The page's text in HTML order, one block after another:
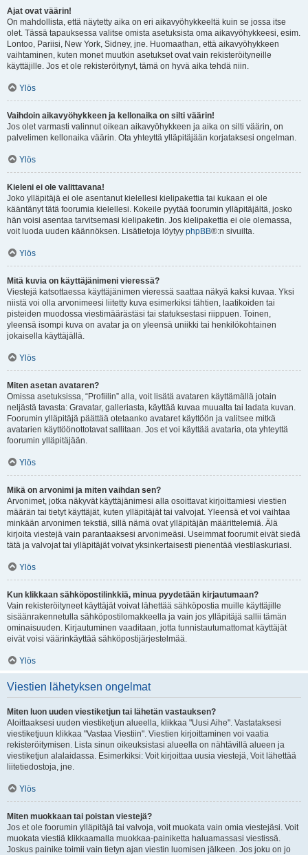
Ajat ovat väärin!
On mahdollista, että näytetty aika on eri aikavyöhykkeeltä kuin se jossa itse
olet. Tässä tapauksessa valitse omista asetuksista oma aikavyöhykkeesi, esim.
Lontoo, Pariisi, New York, Sidney, jne. Huomaathan, että aikavyöhykkeen
vaihtaminen, kuten monet muutkin asetukset ovat vain rekisteröityneille
käyttäjille. Jos et ole rekisteröitynyt, tämä on hyvä aika tehdä niin.
Ylös
Vaihdoin aikavyöhykkeen ja kellonaika on silti väärin!
Jos olet varmasti valinnut oikean aikavyöhykkeen ja aika on silti väärin, on
palvelimen kellonaika väärin. Ota yhteyttä ylläpitäjään korjataksesi ongelman.
Ylös
Kieleni ei ole valittavana!
Joko ylläpitäjä ei ole asentanut kielellesi kielipakettia tai kukaan ei ole
kääntänyt tätä foorumia kielellesi. Kokeile pyytää foorumin ylläpitäjältä, josko
hän voisi asentaa tarvitsemasi kielipaketin. Jos kielipakettia ei ole olemassa,
voit luoda uuden käännöksen. Lisätietoja löytyy phpBB®:n sivuilta.
Ylös
Mitä kuvia on käyttäjänimeni vieressä?
Viestejä katsottaessa käyttäjänimen vieressä saattaa näkyä kaksi kuvaa. Yksi
niistä voi olla arvonimeesi liitetty kuva esimerkiksi tähtien, laatikoiden tai
pisteiden muodossa viestimäärästäsi tai statuksestasi riippuen. Toinen,
yleensä isompi kuva on avatar ja on yleensä uniikki tai henkilökohtainen
jokaisella käyttäjällä.
Ylös
Miten asetan avataren?
Omissa asetuksissa, “Profiilin” alla, voit lisätä avataren käyttämällä jotain
neljästä tavasta: Gravatar, galleriasta, käyttää kuvaa muualta tai ladata kuvan.
Foorumin ylläpitäjä päättää otetaanko avataret käyttöön ja valitsee mitkä
avatarien käyttöönottotavat sallitaan. Jos et voi käyttää avataria, ota yhteyttä
foorumin ylläpitäjään.
Ylös
Mikä on arvonimi ja miten vaihdan sen?
Arvonimet, jotka näkyvät käyttäjänimesi alla osoittavat kirjoittamiesi viestien
määrän tai tietyt käyttäjät, kuten ylläpitäjät tai valvojat. Yleensä et voi vaihtaa
minkään arvonimen tekstiä, sillä nämä ovat ylläpitäjän määrittelemiä. Älä
kirjoita viestejä vain parantaaksesi arvonimeäsi. Useimmat foorumit eivät siedä
tätä ja valvojat tai ylläpitäjät voivat yksinkertaisesti pienentää viestilaskuriasi.
Ylös
Kun klikkaan sähköpostilinkkiä, minua pyydetään kirjautumaan?
Vain rekisteröityneet käyttäjät voivat lähettää sähköpostia muille käyttäjille
sisäänrakennetulla sähköpostilomakkeella ja vain jos ylläpitäjä sallii tämän
ominaisuuden. Kirjautuminen vaaditaan, jotta tunnistautumattomat käyttäjät
eivät voisi väärinkäyttää sähköpostijärjestelmää.
Ylös
Viestien lähetyksen ongelmat
Miten luon uuden viestiketjun tai lähetän vastauksen?
Aloittaaksesi uuden viestiketjun alueella, klikkaa "Uusi Aihe". Vastataksesi
viestiketjuun klikkaa "Vastaa Viestiin". Viestien kirjoittaminen voi vaatia
rekisteröitymisen. Lista sinun oikeuksistasi alueella on nähtävillä alueen ja
viestiketjun alalaidassa. Esimerkiksi: Voit kirjoittaa uusia viestejä, Voit lähettää
liitetiedostoja, jne.
Ylös
Miten muokkaan tai poistan viestejä?
Jos et ole foorumin ylläpitäjä tai valvoja, voit muokata vain omia viestejäsi. Voit
muokata viestiä klikkaamalla muokkaa-painiketta haluamassasi viestissä.
Joskus painike toimii vain tietyn ajan viestin luomisen jälkeen. Jos joku on jo